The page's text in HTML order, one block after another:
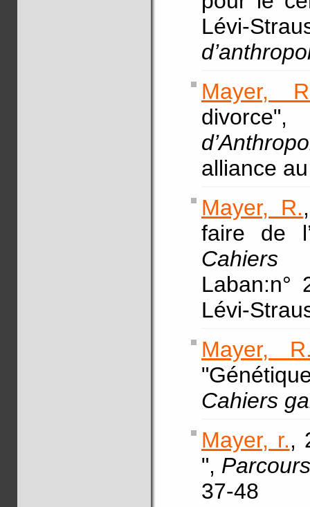
Lévi-
Mayer,
alliance
Mayer, R.
faire de
Cahiers
Laban:n°
Lévi-
Mayer,
Cahiers
Mayer, r.,
",
37-48